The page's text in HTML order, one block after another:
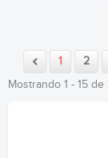
1
2
Mostrando 1 - 15